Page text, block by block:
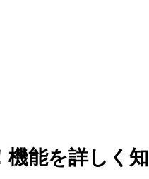
機能を詳しく